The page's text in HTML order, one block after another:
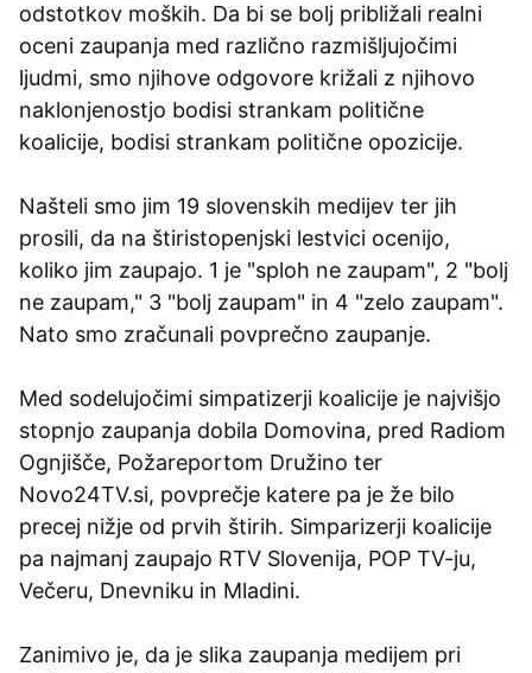
odstotkov moških. Da bi se bolj približali realni
oceni zaupanja med različno razmišljujočimi
ljudmi, smo njihove odgovore križali z njihovo
naklonjenostjo bodisi strankam politične
koalicije, bodisi strankam politične opozicije.
Našteli smo jim 19 slovenskih medijev ter jih
prosili, da na štiristopenjski lestvici ocenijo,
koliko jim zaupajo. 1 je "sploh ne zaupam", 2 "bolj
ne zaupam," 3 "bolj zaupam" in 4 "zelo zaupam".
Nato smo zračunali povprečno zaupanje.
Med sodelujočimi simpatizerji koalicije je najvišjo
stopnjo zaupanja dobila Domovina, pred Radiom
Ognjišče, Požareportom Družino ter
Novo24TV.si, povprečje katere pa je že bilo
precej nižje od prvih štirih. Simparizerji koalicije
pa najmanj zaupajo RTV Slovenija, POP TV-ju,
Večeru, Dnevniku in Mladini.
Zanimivo je, da je slika zaupanja medijem pri